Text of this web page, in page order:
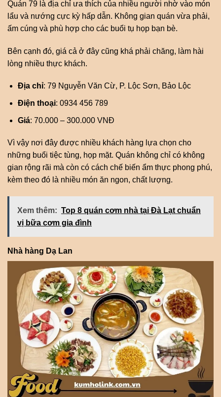
Quán 79 là địa chỉ ưa thích của nhiều người nhờ vào món
lẩu và nướng cực kỳ hấp dẫn. Không gian quán vừa phải,
ấm cúng và phù hợp cho các buổi tụ họp bạn bè.
Bên cạnh đó, giá cả ở đây cũng khá phải chăng, làm hài
lòng nhiều thực khách.
Địa chỉ: 79 Nguyễn Văn Cừ, P. Lộc Sơn, Bảo Lộc
Điện thoại: 0934 456 789
Giá: 70.000 – 300.000 VNĐ
Vì vậy nơi đây được nhiều khách hàng lựa chọn cho
những buổi tiệc tùng, họp mặt. Quán không chỉ có không
gian rộng rãi mà còn có cách chế biến ẩm thực phong phú,
kèm theo đó là nhiều món ăn ngon, chất lượng.
Xem thêm: Top 8 quán cơm nhà tại Đà Lạt chuẩn
vị bữa cơm gia đình
Nhà hàng Dạ Lan